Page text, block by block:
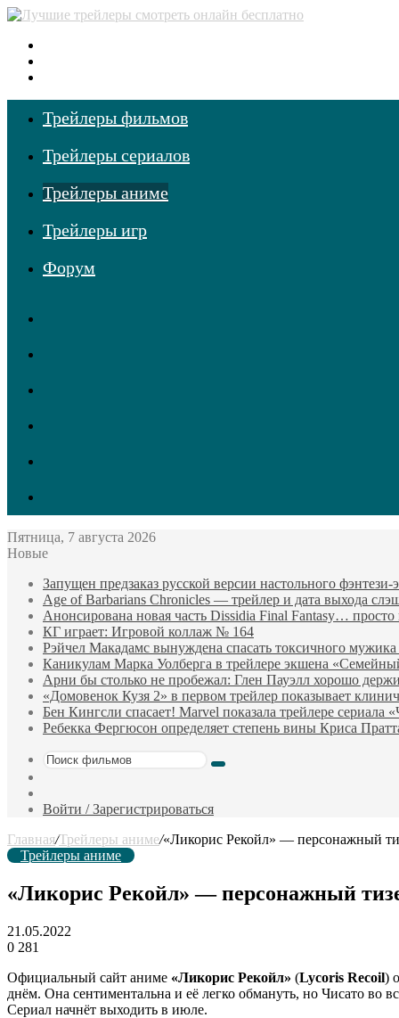
Трейлеры фильмов
Трейлеры сериалов
Трейлеры аниме
Трейлеры игр
Форум
Пятница, 7 августа 2026
Новые
Запущен предзаказ русской версии настольного
Age of Barbarians Chronicles — трейлер и дата выхода
Анонсирована новая часть Dissidia Final Fantasy…
КГ играет: Игровой коллаж № 164
Рэйчел Макадамс вынуждена спасать токсичного
Каникулам Марка Уолберга в трейлере экшена
Арни бы столько не пробежал: Глен Пауэлл хорошо
«Домовенок Кузя 2» в первом трейлер показывает
Бен Кингсли спасает! Marvel показала трейлере сериала
Ребекка Фергюсон определяет степень вины Криса
Поиск
фильм
Войти / Зарегистрироваться
Главная/Трейлеры аниме/«Ликорис Рекойл» — персонажный
Трейлеры аниме
«Ликорис Рекойл» — персонажный
21.05.2022
0 281
Официальный сайт аниме «Ликорис Рекойл» (Lycoris Recoil)
днём. Она сентиментальна и её легко обмануть, но Чисато во
Сериал начнёт выходить в июле.